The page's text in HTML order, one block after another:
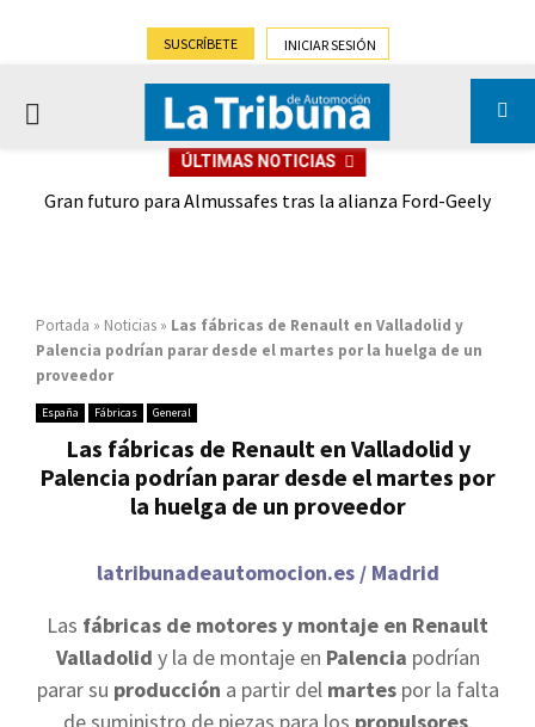
SUSCRÍBETE INICIAR SESIÓN
PRIMARY
ÚLTIMAS NOTICIAS
Gran futuro para Almussafes tras la alianza Ford-Geely
Portada » Noticias » Las fábricas de Renault en Valladolid y
Palencia podrían parar desde el martes por la huelga de un
proveedor
España Fábricas General
Las fábricas de Renault en Valladolid y
Palencia podrían parar desde el martes por
la huelga de un proveedor
latribunadeautomocion.es / Madrid
Las fábricas de motores y montaje en Renault
Valladolid y la de montaje en Palencia podrían
parar su producción a partir del martespor la falta